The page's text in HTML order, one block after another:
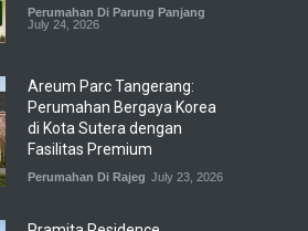
Perumahan Di Parung Panjang
July 24, 2026
Areum Parc Tangerang:
Perumahan Bergaya Korea
di Kota Sutera dengan
Fasilitas Premium
Perumahan Di Rajeg July 23, 2026